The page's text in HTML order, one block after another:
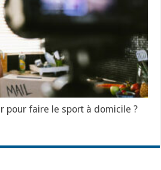
pour faire le sport à domicile ?